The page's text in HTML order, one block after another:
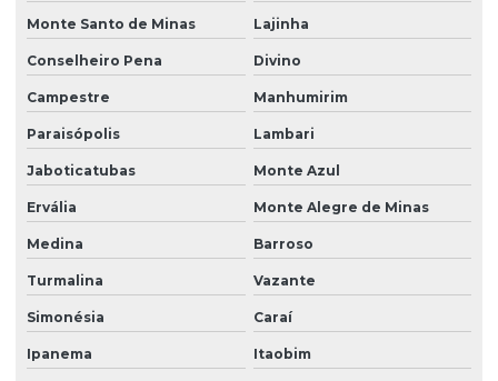
Monte Santo de Minas Lajinha
Conselheiro Pena Divino
Campestre Manhumirim
Paraisópolis Lambari
Jaboticatubas Monte Azul
Ervália Monte Alegre de Minas
Medina Barroso
Turmalina Vazante
Simonésia Caraí
Ipanema Itaobim